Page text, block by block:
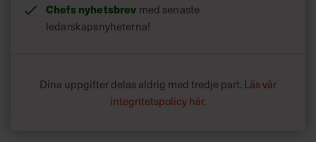
Chefs nyhetsbrev med senaste
ledarskapsnyheterna!
Dina uppgifter delas aldrig med tredje part. Läs vår
integritetspolicy här.